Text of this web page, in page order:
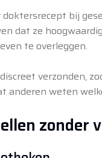
bij
dat ze
te overleggen.
verzonden,
anderen weten
zonder